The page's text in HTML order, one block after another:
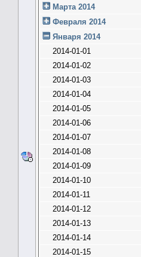
Марта 2014
Февраля 2014
Января 2014
2014-01-01
2014-01-02
2014-01-03
2014-01-04
2014-01-05
2014-01-06
2014-01-07
2014-01-08
2014-01-09
2014-01-10
2014-01-11
2014-01-12
2014-01-13
2014-01-14
2014-01-15